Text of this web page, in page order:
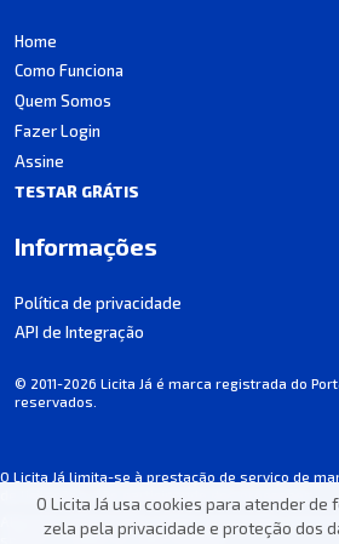
O Licita Já usa cookies para atender de
zela pela privacidade e proteção dos
O Licita Já limita-se à prestação de serviço de
de licitações, não participando dos processos.
Algumas informações podem apresentar
sempre o edital de cada licitação.
Home
Como Funciona
Quem Somos
Fazer Login
Assine
TESTAR GRÁTIS
Informações
Política de privacidade
API de Integração
© 2011-2026 Licita Já é marca registrada do
reservados.